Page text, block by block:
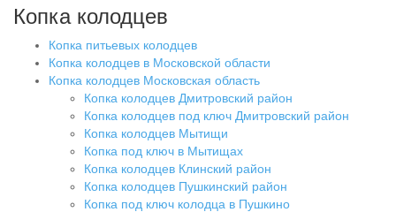
Копка колодцев
Копка питьевых колодцев
Копка колодцев в Московской области
Копка колодцев Московская область
Копка колодцев Дмитровский район
Копка колодцев под ключ Дмитровский район
Копка колодцев Мытищи
Копка под ключ в Мытищах
Копка колодцев Клинский район
Копка колодцев Пушкинский район
Копка под ключ колодца в Пушкино